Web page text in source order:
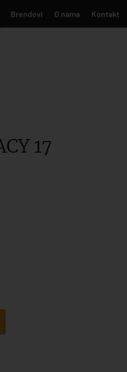
Brendovi O nama Kontakt
17